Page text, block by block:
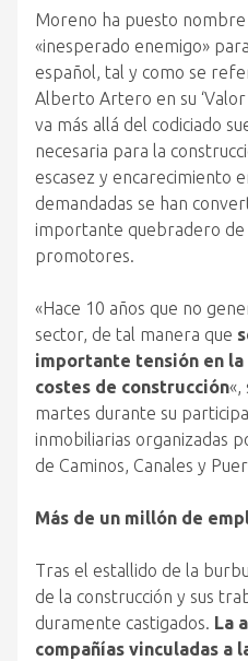
Moreno ha puesto
«inesperado enemigo»
español, tal y como se
Alberto Artero en su ‘Valor
va más allá del codiciado
necesaria para la
escasez y encarecimiento
demandadas se han
importante quebradero de
promotores.
«Hace 10 años que no
sector, de tal manera que
importante tensión en la
costes de construcción«,
martes durante su
inmobiliarias organizadas
de Caminos, Canales y
Más de un millón de
Tras el estallido de la
de la construcción y sus
duramente castigados. La
compañías vinculadas a